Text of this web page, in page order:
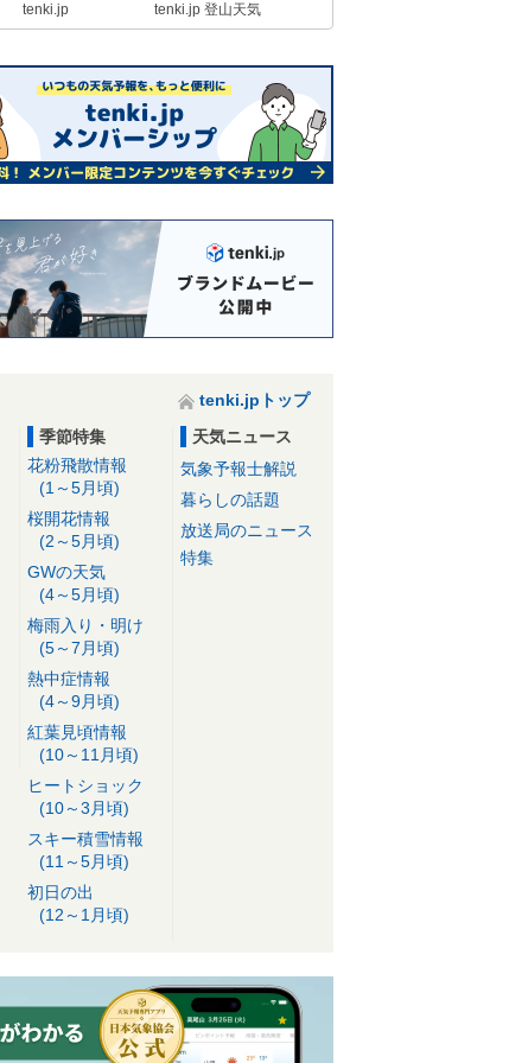
tenki.jp tenki.jp 登山天気
tenki.jpトップ
季節特集
花粉飛散情報
(1～5月頃)
桜開花情報
(2～5月頃)
GWの天気
(4～5月頃)
梅雨入り・明け
(5～7月頃)
熱中症情報
(4～9月頃)
紅葉見頃情報
(10～11月頃)
ヒートショック
(10～3月頃)
スキー積雪情報
(11～5月頃)
初日の出
(12～1月頃)
天気ニュース
気象予報士解説
暮らしの話題
放送局のニュース
特集